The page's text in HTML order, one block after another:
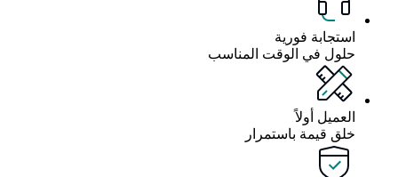
استجابة فورية
حلول في الوقت المناسب
العميل أولاً
خلق قيمة باستمرار